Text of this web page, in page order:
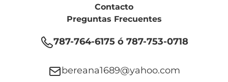
Contacto
Preguntas Frecuentes
787-764-6175 ó 787-753-0718
bereana1689@yahoo.com